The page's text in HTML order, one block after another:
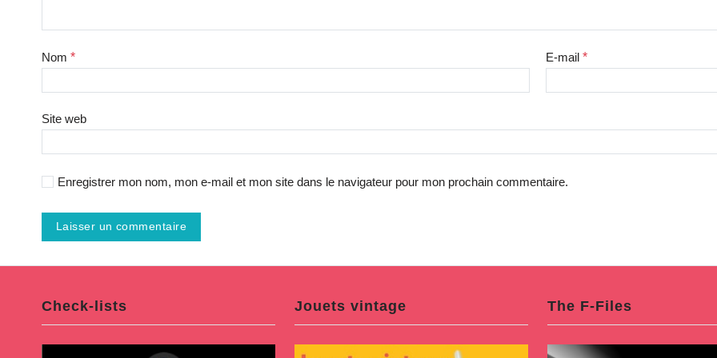
Nom * E-mail *
Site web
Enregistrer mon nom, mon e-mail et mon site dans le navigateur pour mon prochain commentaire.
Check-lists Jouets vintage The F-Files